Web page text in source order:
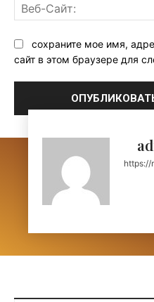
сохраните мое имя,
сайт в этом браузере для
https://